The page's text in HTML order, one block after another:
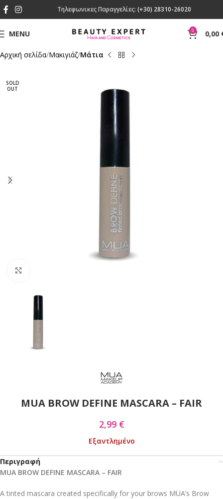
Τηλεφωνικες Παραγγελίες: (+30) 28310-26020
MENU 0 0,00
Αρχική σελίδα Mακιγιάζ Μάτια
SOLD
OUT
MUA BROW DEFINE MASCARA – FAIR
2,99 €
Εξαντλημένο
Περιγραφή
MUA BROW DEFINE MASCARA – FAIR
A tinted mascara created specifically for your brows MUA’s Brow